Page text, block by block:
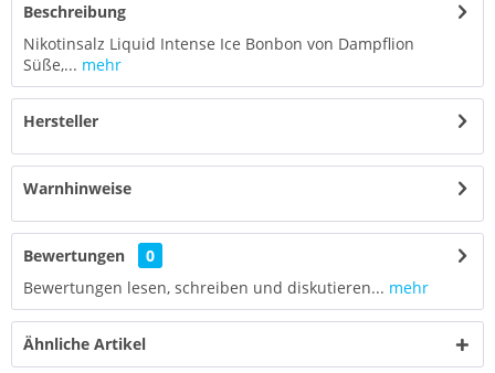
Beschreibung
Nikotinsalz Liquid Intense Ice Bonbon von Dampflion
Süße,... mehr
Hersteller
Warnhinweise
Bewertungen
0
Bewertungen lesen, schreiben und diskutieren... mehr
Ähnliche Artikel